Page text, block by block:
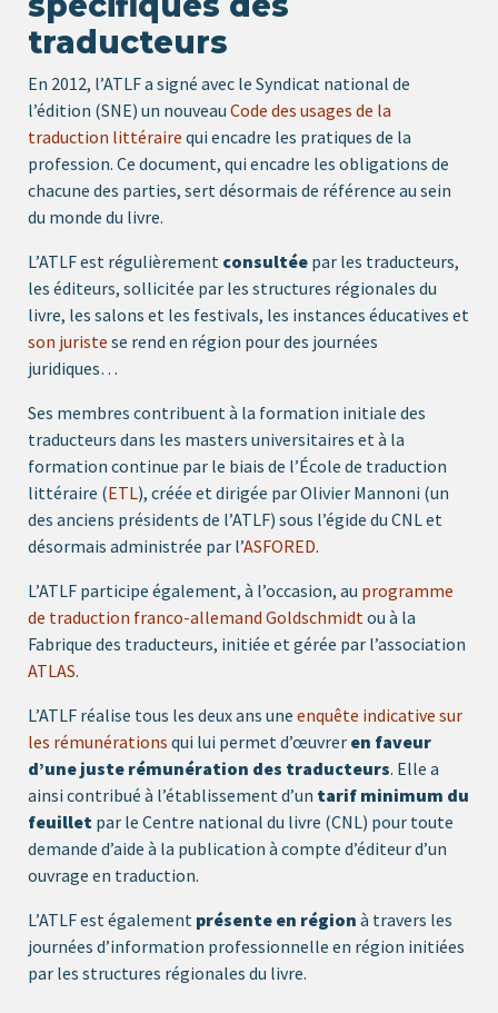
traducteurs
En 2012, l’ATLF a signé avec le Syndicat national de
l’édition (SNE) un nouveau Code des usages de la
traduction littéraire qui encadre les pratiques de la
profession. Ce document, qui encadre les obligations de
chacune des parties, sert désormais de référence au sein
du monde du livre.
L’ATLF est régulièrement consultée par les traducteurs,
les éditeurs, sollicitée par les structures régionales du
livre, les salons et les festivals, les instances éducatives et
son juriste se rend en région pour des journées
juridiques…
Ses membres contribuent à la formation initiale des
traducteurs dans les masters universitaires et à la
formation continue par le biais de l’École de traduction
littéraire (ETL), créée et dirigée par Olivier Mannoni (un
des anciens présidents de l’ATLF) sous l’égide du CNL et
désormais administrée par l’ASFORED.
L’ATLF participe également, à l’occasion, au programme
de traduction franco-allemand Goldschmidtou à la
Fabrique des traducteurs, initiée et gérée par l’association
ATLAS.
L’ATLF réalise tous les deux ans une enquête indicative sur
les rémunérations qui lui permet d’œuvrer en faveur
d’une juste rémunération des traducteurs. Elle a
ainsi contribué à l’établissement d’un tarif minimum du
feuillet par le Centre national du livre (CNL) pour toute
demande d’aide à la publication à compte d’éditeur d’un
ouvrage en traduction.
L’ATLF est également présente en région à travers les
journées d’information professionnelle en région initiées
par les structures régionales du livre.